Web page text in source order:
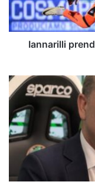
dubbi
del
portiere
Iannarilli
D'Agostino
sullo
stadio:
"A
questo
prezzo
compro".